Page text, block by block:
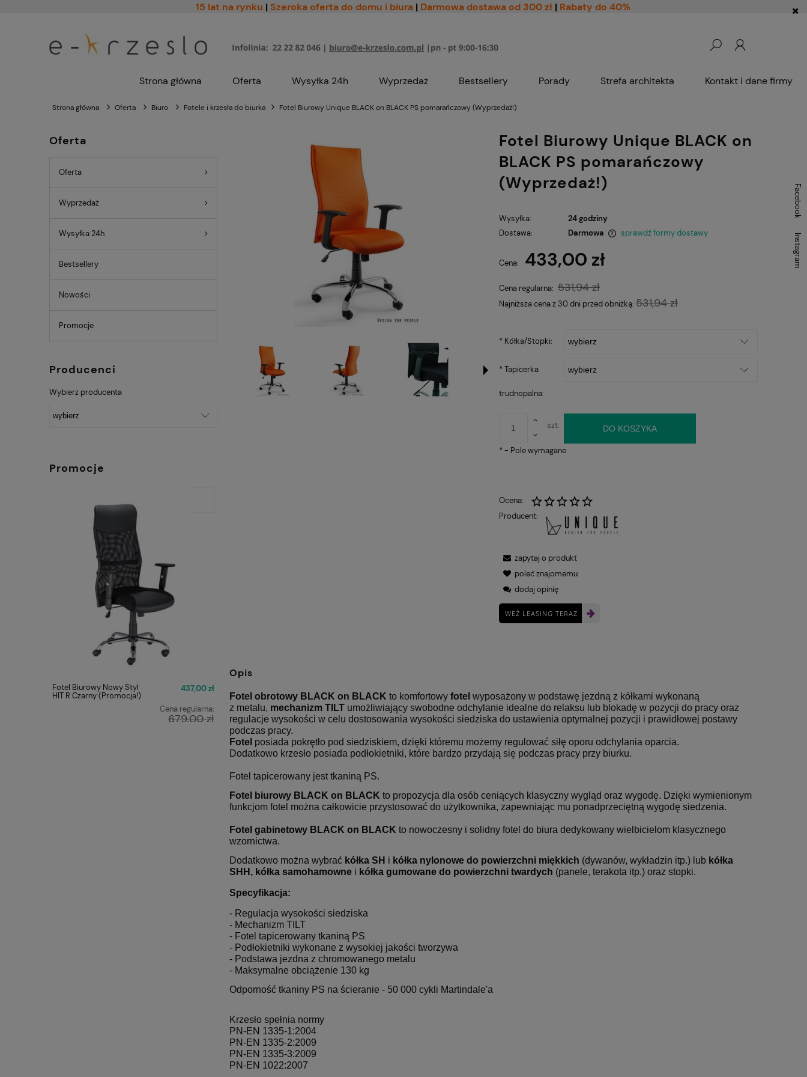
15 lat na rynku | Szeroka oferta do domu i biura | Darmowa dostawa od 300 zł | Rabaty do 40%
Strona główna Oferta Wysyłka 24h Wyprzedaż Bestsellery Porady Strefa architekta Kontakt i dane firmy
Strona główna Oferta Biuro Fotele i krzesła do biurka Fotel Biurowy Unique BLACK on BLACK PS pomarańczowy (Wyprzedaż!)
Oferta
Oferta
Wyprzedaż
Wysyłka 24h
Bestsellery
Nowości
Promocje
Producenci
Wybierz producenta
Promocje
Fotel Biurowy Nowy Styl
HIT R Czarny (Promocja!)
437,00 zł
Cena regularna:
679,00 zł
Q-025 CZARNY
Cena regularna:
479,00 zł
359,00 zł
(WYPRZEDAŻ)
Cena regularna:
469,00 zł
469,00 zł
ERGON 2 HB
Cena regularna:
1 250,00 zł
Fotel Biurowy Unique BLACK on
BLACK PS pomarańczowy
(Wyprzedaż!)
Wysyłka:
24 godziny
Dostawa:
Darmowa
Cena nie zawiera ewentualnych kosztów
sprawdź formy dostawy
Cena: 433,00 zł
Cena regularna: 531,94 zł
Najniższa cena z 30 dni przed obniżką:531,94 zł
* Kółka/Stopki:
*Tapicerka
trudnopalna:
szt. DO KOSZYKA
*- Pole wymagane
Ocena:
Producent:
zapytaj o produkt
poleć znajomemu
dodaj opinię
WEŹ LEASING TERAZ
Opis
Fotel obrotowy BLACK on BLACK to komfortowy fotel wyposażony w podstawę jezdną z kółkami wykonaną
z metalu, mechanizm TILT umożliwiający swobodne odchylanie idealne do relaksu lub blokadę w pozycji do pracy oraz
regulacje wysokości w celu dostosowania wysokości siedziska do ustawienia optymalnej pozycji i prawidłowej postawy
podczas pracy.
Fotel posiada pokrętło pod siedziskiem, dzięki któremu możemy regulować siłę oporu odchylania oparcia.
Dodatkowo krzesło posiada podłokietniki, które bardzo przydają się podczas pracy przy biurku.
Fotel tapicerowany jest tkaniną PS.
Fotel biurowy BLACK on BLACK to propozycja dla osób ceniących klasyczny wygląd oraz wygodę. Dzięki wymienionym
funkcjom fotel można całkowicie przystosować do użytkownika, zapewniając mu ponadprzeciętną wygodę siedzenia.
Fotel gabinetowy BLACK on BLACK to nowoczesny i solidny fotel do biura dedykowany wielbicielom klasycznego
wzornictwa.
Dodatkowo można wybrać kółka SH i kółka nylonowe do powierzchni miękkich (dywanów, wykładzin itp.) lub kółka
SHH, kółka samohamowne i kółka gumowane do powierzchni twardych (panele, terakota itp.) oraz stopki.
Specyfikacja:
- Regulacja wysokości siedziska
- Mechanizm TILT
- Fotel tapicerowany tkaniną PS
- Podłokietniki wykonane z wysokiej jakości tworzywa
- Podstawa jezdna z chromowanego metalu
- Maksymalne obciążenie 130 kg
Odporność tkaniny PS na ścieranie - 50 000 cykli Martindale'a
Krzesło spełnia normy
PN-EN 1335-1:2004
PN-EN 1335-2:2009
PN-EN 1335-3:2009
PN-EN 1022:2007
Facebook
Instagram